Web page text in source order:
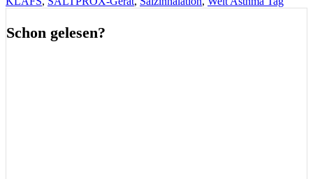
Schon gelesen?